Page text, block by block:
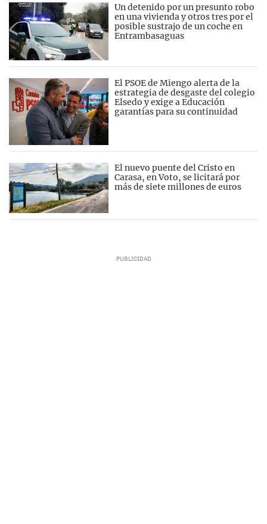
Un detenido por un presunto robo
en una vivienda y otros tres por el
posible sustrajo de un coche en
Entrambasaguas
El PSOE de Miengo alerta de la
estrategia de desgaste del colegio
Elsedo y exige a Educación
garantías para su continuidad
El nuevo puente del Cristo en
Carasa, en Voto, se licitará por
más de siete millones de euros